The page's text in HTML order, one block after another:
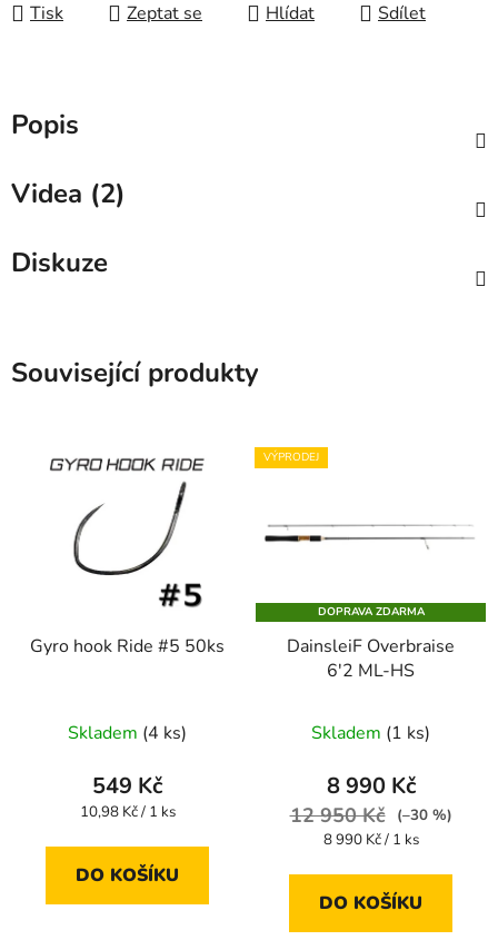
Tisk Zeptat se Hlídat Sdílet
Popis
Videa (2)
Diskuze
Související produkty
Gyro hook Ride #5 50ks
Skladem (4 ks)
549 Kč
Měrná
10,98 Kč / 1 ks
DO KOŠÍKU
VÝPRODEJ
DOPRAVA ZDARMA
DainsleiF Overbraise
6'2 ML-HS
hodnocení
produktu
je
3,3
5
Skladem (1 ks)
8 990 Kč
12 950 Kč
(–30 %)
Měrná
8 990 Kč / 1 ks
DO KOŠÍKU